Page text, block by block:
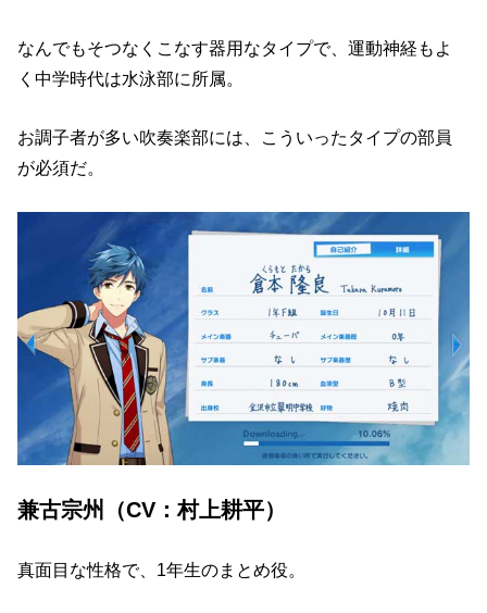
なんでもそつなくこなす器用なタイプで、運動神経もよ
く中学時代は水泳部に所属。
お調子者が多い吹奏楽部には、こういったタイプの部員
が必須だ。
兼古宗州（CV：村上耕平）
真面目な性格で、1年生のまとめ役。